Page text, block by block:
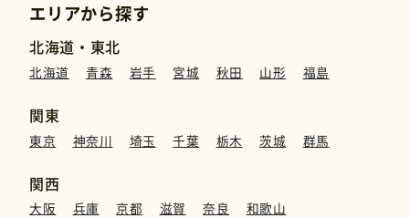
エリアから探す
北海道・東北
北海道 青森 岩手 宮城 秋田 山形 福島
関東
東京 神奈川 埼玉 千葉 栃木 茨城 群馬
関西
大阪 兵庫 京都 滋賀 奈良 和歌山